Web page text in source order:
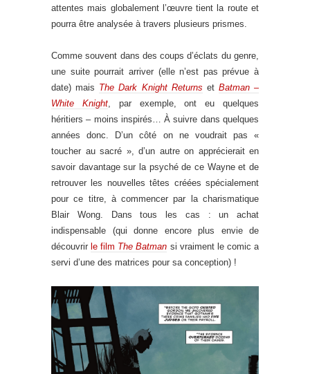
attentes mais globalement l’œuvre tient la route et
pourra être analysée à travers plusieurs prismes.
Comme souvent dans des coups d’éclats du genre,
une suite pourrait arriver (elle n’est pas prévue à
date) mais The Dark Knight Returns et Batman –
White Knight, par exemple, ont eu quelques
héritiers – moins inspirés… À suivre dans quelques
années donc. D’un côté on ne voudrait pas «
toucher au sacré », d’un autre on apprécierait en
savoir davantage sur la psyché de ce Wayne et de
retrouver les nouvelles têtes créées spécialement
pour ce titre, à commencer par la charismatique
Blair Wong. Dans tous les cas : un achat
indispensable (qui donne encore plus envie de
découvrir le film The Batman si vraiment le comic a
servi d’une des matrices pour sa conception) !